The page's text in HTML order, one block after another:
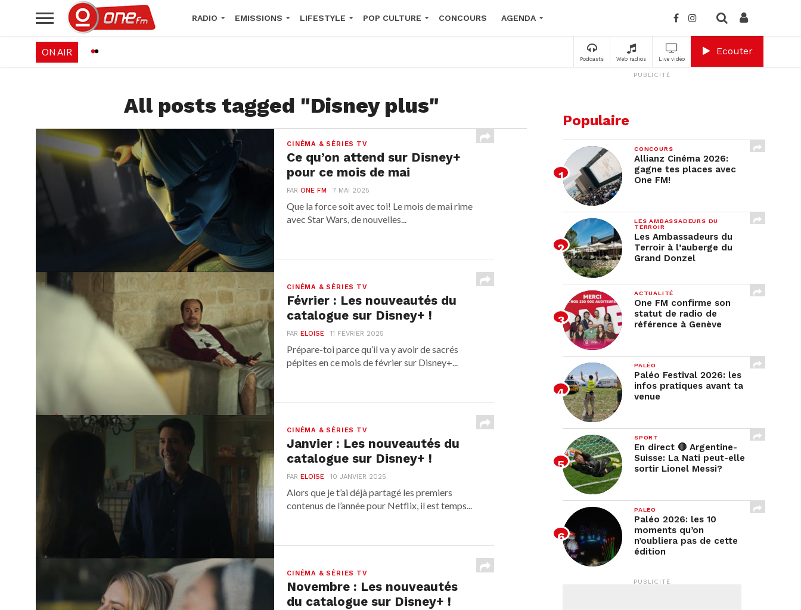
RADIO EMISSIONS LIFESTYLE POP CULTURE CONCOURS AGENDA
Podcasts Web radios Live vidéo
Ecouter
ON AIR
All posts tagged "Disney plus"
CINÉMA & SÉRIES TV
Ce qu’on attend sur Disney+
pour ce mois de mai
PARONE FM 7 MAI 2025
Que la force soit avec toi! Le mois de mai rime
avec Star Wars, de nouvelles...
CINÉMA & SÉRIES TV
Février : Les nouveautés du
catalogue sur Disney+ !
PARELOÏSE 11 FÉVRIER 2025
Prépare-toi parce qu’il va y avoir de sacrés
pépites en ce mois de février sur Disney+...
CINÉMA & SÉRIES TV
Janvier : Les nouveautés du
catalogue sur Disney+ !
PARELOÏSE 10 JANVIER 2025
Alors que je t’ai déjà partagé les premiers
contenus de l’année pour Netflix, il est temps...
CINÉMA & SÉRIES TV
Novembre : Les nouveautés
du catalogue sur Disney+ !
PUBLICITÉ
Populaire
CONCOURS
Allianz Cinéma 2026:
gagne tes places avec
One FM!
LES AMBASSADEURS DU
TERROIR
Les Ambassadeurs du
Terroir à l’auberge du
Grand Donzel
ACTUALITÉ
One FM confirme son
statut de radio de
référence à Genève
PALÉO
Paléo Festival 2026: les
infos pratiques avant ta
venue
SPORT
En direct 🔴 Argentine-
Suisse: La Nati peut-elle
sortir Lionel Messi?
PALÉO
Paléo 2026: les 10
moments qu’on
n’oubliera pas de cette
édition
PUBLICITÉ